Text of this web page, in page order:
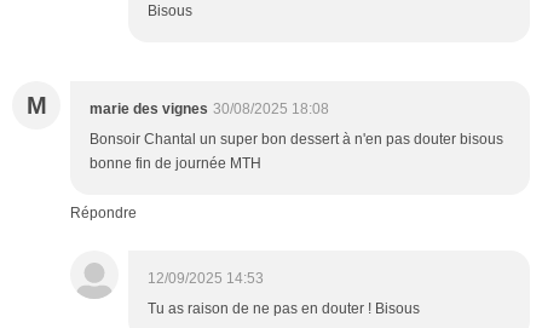
Bisous
M marie des vignes 30/08/2025 18:08
Bonsoir Chantal un super bon dessert à n'en pas douter bisous
bonne fin de journée MTH
Répondre
12/09/2025 14:53
Tu as raison de ne pas en douter ! Bisous